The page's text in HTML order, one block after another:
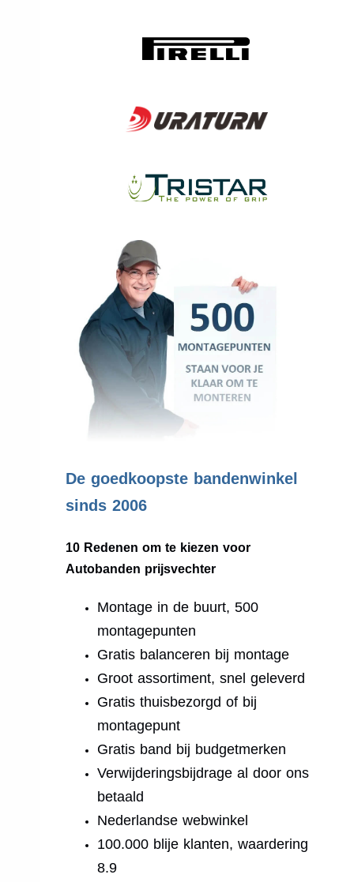
De goedkoopste bandenwinkel
sinds 2006
10 Redenen om te kiezen voor
Autobanden prijsvechter
Montage in de buurt, 500
montagepunten
Gratis balanceren bij montage
Groot assortiment, snel geleverd
Gratis thuisbezorgd of bij
montagepunt
Gratis band bij budgetmerken
Verwijderingsbijdrage al door ons
betaald
Nederlandse webwinkel
100.000 blije klanten, waardering
8.9